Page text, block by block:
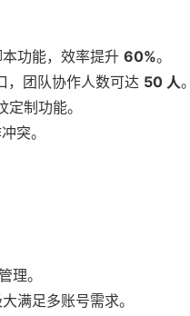
功能，效率提升 60%。
，团队协作人数可达 50 人。
定制功能。
突。
理。
满足多账号需求。